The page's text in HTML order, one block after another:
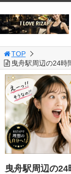
TOP
曳舟駅周辺の24時
曳舟駅周辺の